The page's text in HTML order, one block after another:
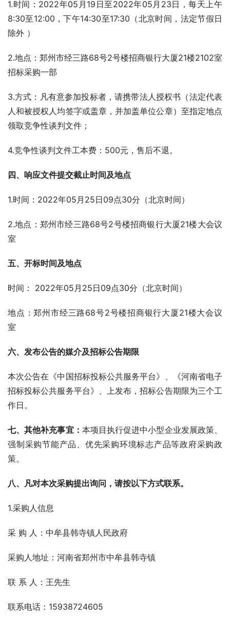
1.时间：2022年05月19日至2022年05月23日，每天上午
8:30至12:00，下午14:30至17:30（北京时间，法定节假日
除外 ）
2.地点：郑州市经三路68号2号楼招商银行大厦21楼2102室
招标采购一部
3.方式：凡有意参加投标者，请携带法人授权书（法定代表
人和被授权人均签字或盖章，并加盖单位公章）至指定地点
领取竞争性谈判文件；
4.竞争性谈判文件工本费：500元，售后不退。
四、响应文件提交截止时间及地点
1.时间：2022年05月25日09点30分（北京时间）
2.地点：郑州市经三路68号2号楼招商银行大厦21楼大会议
室
五、开标时间及地点
时间： 2022年05月25日09点30分（北京时间）
地点：郑州市经三路68号2号楼招商银行大厦21楼大会议
室
六、发布公告的媒介及招标公告期限
本次公告在《中国招标投标公共服务平台》、《河南省电子
招标投标公共服务平台》、上发布，招标公告期限为三个工
作日。
七、其他补充事宜： 本项目执行促进中小型企业发展政策、
强制采购节能产品、优先采购环境标志产品等政府采购政
策。
八、凡对本次采购提出询问，请按以下方式联系。
1.采购人信息
采 购 人：中牟县韩寺镇人民政府
采购人地址：河南省郑州市中牟县韩寺镇
联 系 人：王先生
联系电话：15938724605